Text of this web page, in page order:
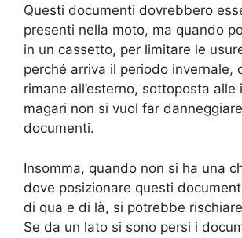
Questi documenti dovrebbero
presenti nella moto, ma quando
in un cassetto, per limitare le
perché arriva il periodo invernale,
rimane all’esterno, sottoposta alle
magari non si vuol far
documenti.
Insomma, quando non si ha una
dove posizionare questi
di qua e di là, si potrebbe
Se da un lato si sono persi i